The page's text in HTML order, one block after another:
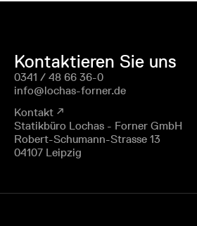
Kontaktieren Sie uns
0341 / 48 66 36-0
info@lochas-forner.de
Kontakt ↗
Statikbüro Lochas - Forner GmbH
Robert-Schumann-Strasse 13
04107 Leipzig